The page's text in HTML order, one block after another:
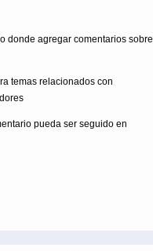
donde agregar comentarios sobre
temas relacionados con
pueda ser seguido en